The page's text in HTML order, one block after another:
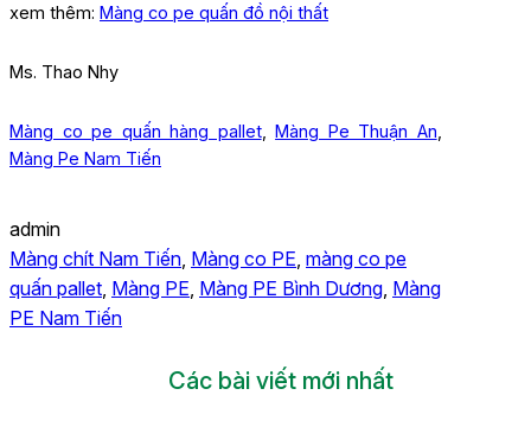
xem thêm: Màng co pe quấn đồ nội thất
Ms. Thao Nhy
Màng co pe quấn hàng pallet,Màng Pe Thuận An
Màng Pe Nam Tiến
admin
Màng chít Nam Tiến, Màng co PE, màng co pe
quấn pallet, Màng PE, Màng PE Bình Dương, Màng
PE Nam Tiến
Các bài viết mới nhất